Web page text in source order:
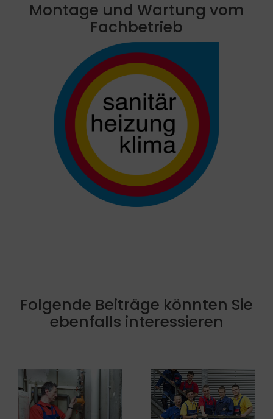
Montage und Wartung vom
Fachbetrieb
Folgende Beiträge könnten Sie
ebenfalls interessieren